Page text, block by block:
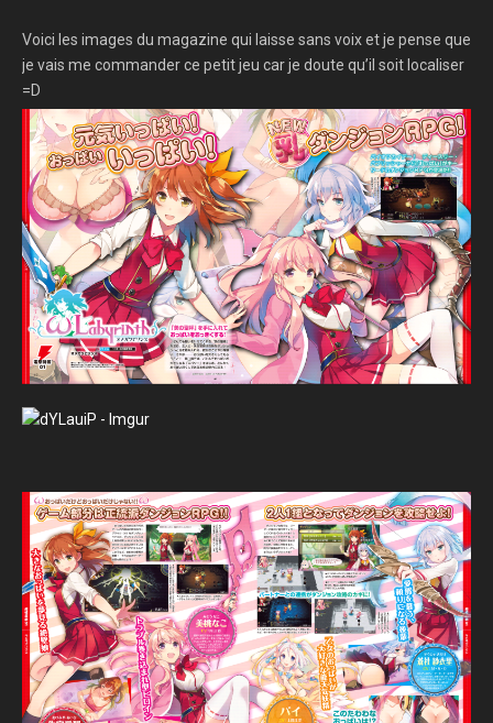
Voici les images du magazine qui laisse sans voix et je pense que
je vais me commander ce petit jeu car je doute qu’il soit localiser
=D